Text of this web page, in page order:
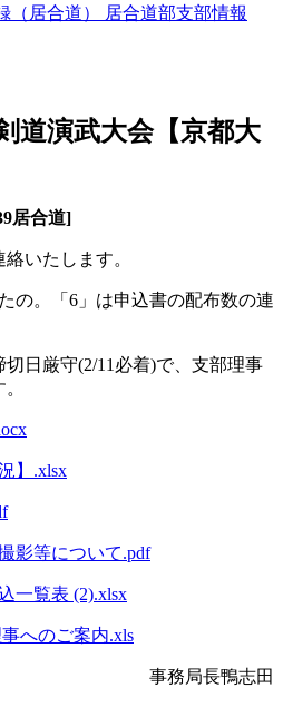
（居合道）
居合道部支部情報
道演武大会【京都大
居合道]
いたします。
の。 「 6 」は申込書の配布数の連
日厳守(2/11必着)で、支部理事
】.xlsx
影等について.pdf
一覧表 (2).xlsx
へのご案内.xls
鴨志田